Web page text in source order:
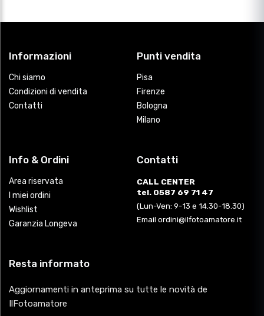
Informazioni
Chi siamo
Condizioni di vendita
Contatti
Punti vendita
Pisa
Firenze
Bologna
Milano
Info & Ordini
Area riservata
I miei ordini
Wishlist
Garanzia Longeva
Contatti
CALL CENTER
tel. 0587 69 71 47
(Lun-Ven: 9-13 e 14.30-18.30)
Email ordini@ilfotoamatore.it
Resta informato
Aggiornamenti in anteprima su tutte le novità de
IlFotoamatore